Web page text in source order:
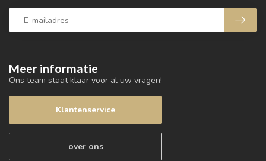
Meer informatie
Ons team staat klaar voor al uw vragen!
Klantenservice
over ons